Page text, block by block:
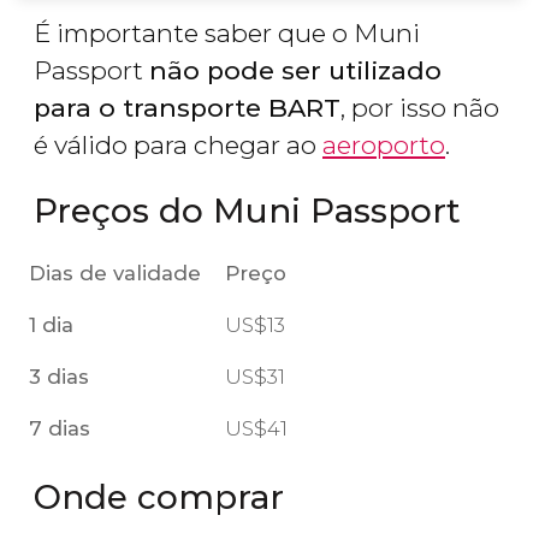
É importante saber que o Muni
Passport não pode ser utilizado
para o transporte BART, por isso não
é válido para chegar ao aeroporto.
Preços do Muni Passport
Dias de validade Preço
1 dia US$13
3 dias US$31
7 dias US$41
Onde comprar